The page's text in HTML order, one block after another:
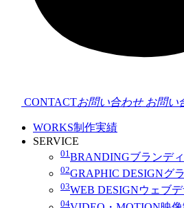
CONTACTお問い合わせ お問い
WORKS制作実績
SERVICE
01 BRANDINGブランデ
02GRAPHIC DESIGNグ
03WEB DESIGNウェブ
04